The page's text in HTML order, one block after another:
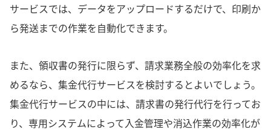
サービスでは、データをアップロードするだけで、印刷か
ら発送までの作業を自動化できます。
また、領収書の発行に限らず、請求業務全般の効率化を求
めるなら、集金代行サービスを検討するとよいでしょう。
集金代行サービスの中には、請求書の発行代行を行ってお
り、専用システムによって入金管理や消込作業の効率化が